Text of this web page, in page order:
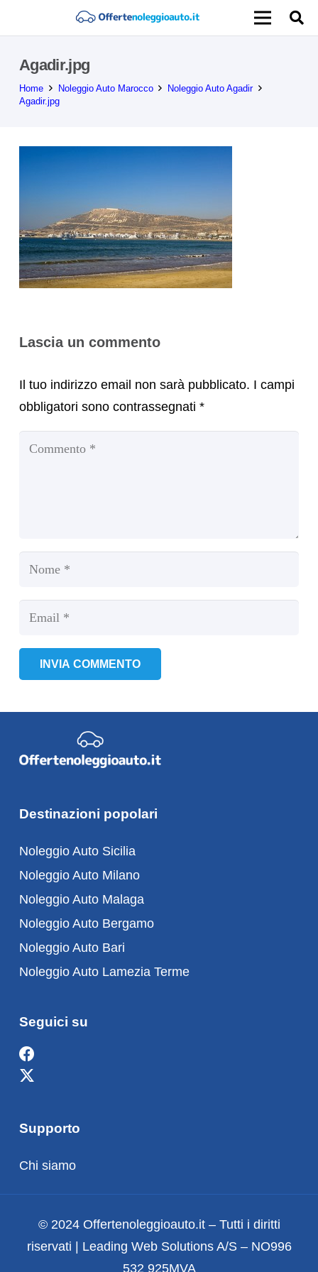
Agadir.jpg
Home Noleggio Auto Marocco
Noleggio Auto Agadir
Agadir.jpg
Lascia un commento
Il tuo indirizzo email non sarà pubblicato. I campi
obbligatori sono contrassegnati *
INVIA COMMENTO
Destinazioni popolari
Noleggio Auto Sicilia
Noleggio Auto Milano
Noleggio Auto Malaga
Noleggio Auto Bergamo
Noleggio Auto Bari
Noleggio Auto Lamezia Terme
Seguici su
Supporto
Chi siamo
© 2024 Offertenoleggioauto.it – Tutti i diritti
riservati | Leading Web Solutions A/S – NO996
532 925MVA